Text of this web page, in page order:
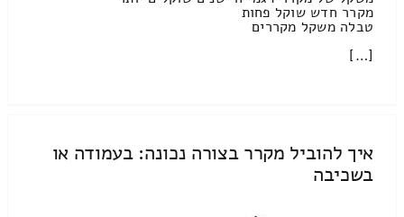
מקרר חדש שוקל פחות
טבלה משקל מקררים
[…]
איך להוביל מקרר בצורה נכונה: בעמודה או
בשכיבה